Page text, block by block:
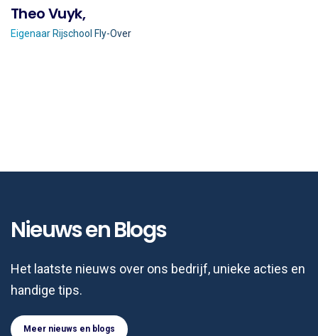
Theo Vuyk,
Eigenaar Rijschool Fly-Over
Nieuws en Blogs
Het laatste nieuws over ons bedrijf, unieke acties en
handige tips.
Meer nieuws en blogs